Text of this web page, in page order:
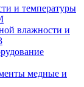
и температуры
влажности и
медные и